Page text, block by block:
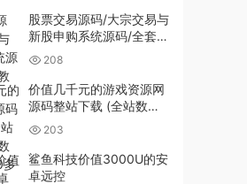
股票交易源码/大宗交易与
新股申购系统源码/全套视
频教程
208
价值几千元的游戏资源网
源码整站下载 (全站数据
打包)，数据里面有200多
个宝贝。
203
鲨鱼科技价值3000U的安
卓远控